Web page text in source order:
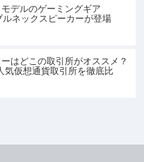
デルのゲーミングギア
ルネックスピーカーが登場
はどこの取引所がオススメ？
気仮想通貨取引所を徹底比